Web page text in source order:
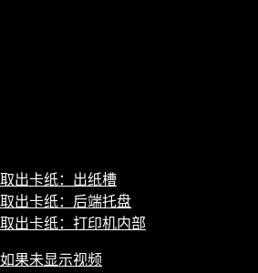
取出卡纸：出纸槽
取出卡纸：后端托盘
取出卡纸：打印机内部
如果未显示视频